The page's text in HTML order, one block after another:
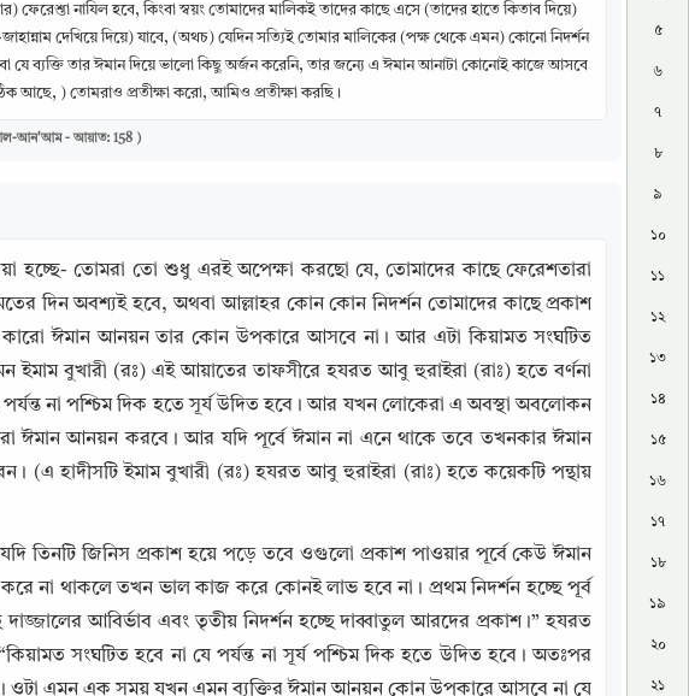
নাযিল হবে, কিংবা স্বয়ং তোমাদের মালিকই তাদের কাছে এসে (তাদের হাতে কিতাব দিয়ে)
দেখিয়ে দিয়ে) যাবে, (অথচ) যেদিন সত্যিই তোমার মালিকের (পক্ষ থেকে এমন) কোনো নিদর্শন
ব্যক্তি তার ঈমান দিয়ে ভালো কিছু অর্জন করেনি, তার জন্যে এ ঈমান আনাটা কোনোই কাজে আসবে
আছে, ) তোমরাও প্রতীক্ষা করো, আমিও প্রতীক্ষা করছি।
আন'আম - আয়াত: 158 )
হচ্ছে- তোমরা তো শুধু এরই অপেক্ষা করছো যে, তোমাদের কাছে ফেরেশতারা
দিন অবশ্যই হবে, অথবা আল্লাহর কোন কোন নিদর্শন তোমাদের কাছে প্রকাশ
ঈমান আনয়ন তার কোন উপকারে আসবে না। আর এটা কিয়ামত সংঘটিত
ইমাম বুখারী (রঃ) এই আয়াতের তাফসীরে হযরত আবু হুরাইরা (রাঃ) হতে বর্ণনা
পর্যন্ত না পশ্চিম দিক হতে সূর্য উদিত হবে। আর যখন লোকেরা এ অবস্থা অবলোকন
ঈমান আনয়ন করবে। আর যদি পূর্বে ঈমান না এনে থাকে তবে তখনকার ঈমান
হাদীসটি ইমাম বুখারী (রঃ) হযরত আবু হুরাইরা (রাঃ) হতে কয়েকটি পন্থায়
তিনটি জিনিস প্রকাশ হয়ে পড়ে তবে ওগুলো প্রকাশ পাওয়ার পূর্বে কেউ ঈমান
না থাকলে তখন ভাল কাজ করে কোনই লাভ হবে না। প্রথম নিদর্শন হচ্ছে পূর্ব
দাজ্জালের আবির্ভাব এবং তৃতীয় নিদর্শন হচ্ছে দাব্বাতুল আরদের প্রকাশ।” হযরত
সংঘটিত হবে না যে পর্যন্ত না সূর্য পশ্চিম দিক হতে উদিত হবে। অতঃপর
ওটা এমন এক সময় যখন এমন ব্যক্তির ঈমান আনয়ন কোন উপকারে আসবে না যে
৫
৬
৭
৮
৯
১০
১১
১২
১৩
১৪
১৫
১৬
১৭
১৮
১৯
২০
২১